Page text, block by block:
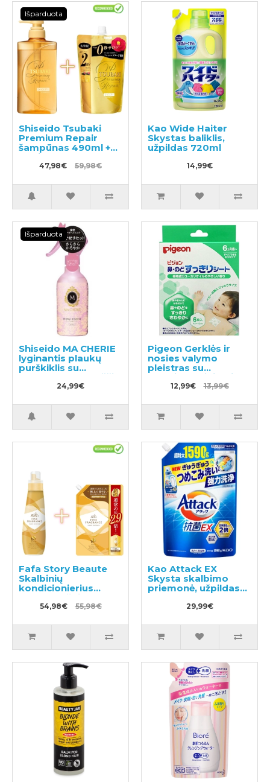
Išparduota
Shiseido Tsubaki
Premium Repair
šampūnas 490ml +
papildymas 660ml
47,98€ 59,98€
Kao Wide Haiter
Skystas baliklis,
užpildas 720ml
14,99€
Išparduota
Shiseido MA CHERIE
lyginantis plaukų
purškiklis su
apsauga nuo karščio
24,99€
Pigeon Gerklės ir
nosies valymo
pleistras su
eukaliptų aliejumi,
skirtas vaikams nuo
12,99€ 13,99€
Fafa Story Beaute
Skalbinių
kondicionierius
600ml + užpildas
1440ml
54,98€ 55,98€
Kao Attack EX
Skysta skalbimo
priemonė, užpildas
29,99€